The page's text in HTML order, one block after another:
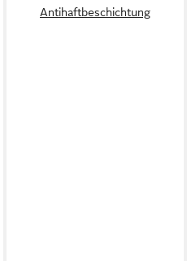
Antihaftbeschichtung